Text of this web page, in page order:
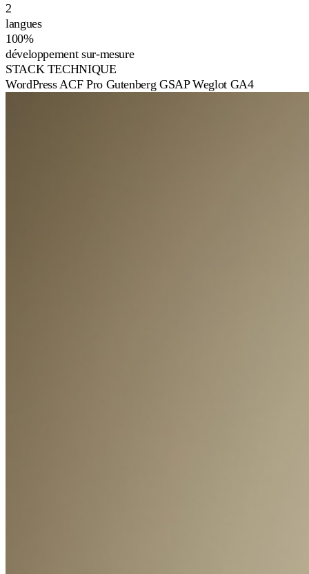
2
langues
100%
développement sur-mesure
STACK TECHNIQUE
WordPress ACF Pro Gutenberg GSAPWeglot GA4